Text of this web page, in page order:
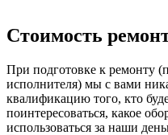
Стоимость
При подготовке к ремонту
исполнителя) мы с вами
квалификацию того, кто
поинтересоваться, какое
использоваться за наши